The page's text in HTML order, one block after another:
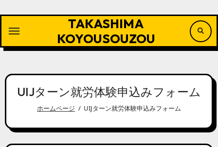
容
ッ
TAKASHIMA
KOYOUSOUZOU
UIJターン就労体験申込みフォーム
ホームページ UIJターン就労体験申込みフォーム